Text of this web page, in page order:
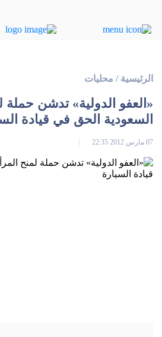
الرئيسية / محليات
«العفو الدولية» تدشن حملة
السعودية الحق في قيادة
07 مارس 2012 22:35